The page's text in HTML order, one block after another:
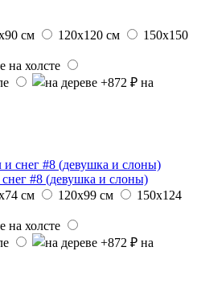
см 120х120 см
150х150
на холсте
на
#8 (девушка и слоны)
см 120х99 см
150х124
на холсте
на